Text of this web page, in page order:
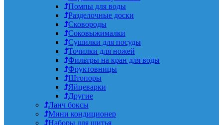
Помпы для воды
Разделочные доски
Сковороды
Соковыжималки
Сушилки для посуды
Точилки для ножей
Фильтры на кран для воды
Фруктовницы
Штопоры
Яйцеварки
Другие
Ланч боксы
Мини кондиционер
Наборы для шитья